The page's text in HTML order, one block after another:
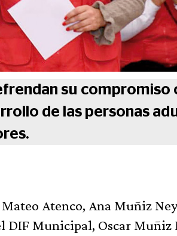
su compromiso
de las personas
Atenco, Ana Muñiz
Municipal, Oscar Muñiz